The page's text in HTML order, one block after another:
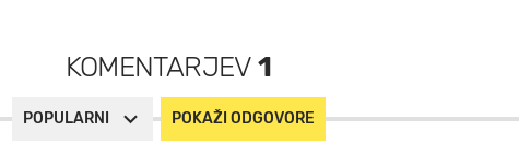
KOMENTARJEV1
POPULARNI POKAŽI ODGOVORE